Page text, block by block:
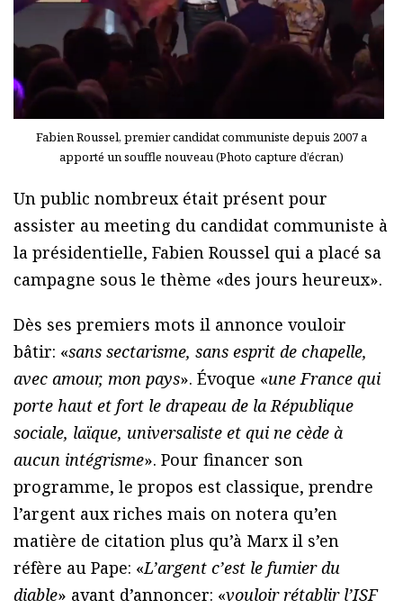
Fabien Roussel, premier candidat communiste depuis 2007 a
apporté un souffle nouveau (Photo capture d’écran)
Un public nombreux était présent pour
assister au meeting du candidat communiste à
la présidentielle, Fabien Roussel qui a placé sa
campagne sous le thème «des jours heureux».
Dès ses premiers mots il annonce vouloir
bâtir: «sans sectarisme, sans esprit de chapelle,
avec amour, mon pays». Évoque «une France qui
porte haut et fort le drapeau de la République
sociale, laïque, universaliste et qui ne cède à
aucun intégrisme». Pour financer son
programme, le propos est classique, prendre
l’argent aux riches mais on notera qu’en
matière de citation plus qu’à Marx il s’en
réfère au Pape: «L’argent c’est le fumier du
diable» avant d’annoncer: «vouloir rétablir l’ISF